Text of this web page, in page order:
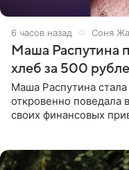
6 часов назад Соня
Маша Распутина
хлеб за 500
Маша Распутина стала
откровенно
своих финансовых